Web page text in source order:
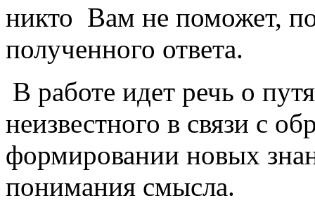
никто Вам не поможет,
полученного ответа.
В работе идет речь о
неизвестного в связи с
формировании новых
понимания смысла.